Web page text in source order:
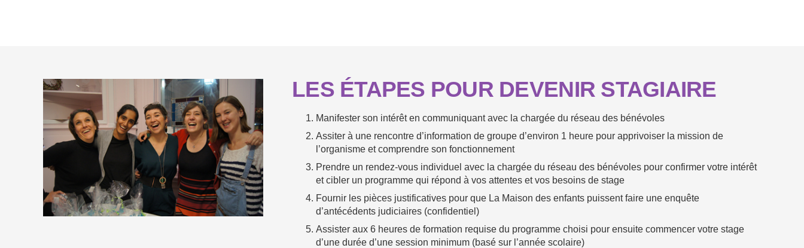
LES ÉTAPES POUR DEVENIR STAGIAIRE
Manifester son intérêt en communiquant avec la chargée du réseau des bénévoles
Assiter à une rencontre d’information de groupe d’environ 1 heure pour apprivoiser la mission de
l’organisme et comprendre son fonctionnement
Prendre un rendez-vous individuel avec la chargée du réseau des bénévoles pour confirmer votre intérêt
et cibler un programme qui répond à vos attentes et vos besoins de stage
Fournir les pièces justificatives pour que La Maison des enfants puissent faire une enquête
d’antécédents judiciaires (confidentiel)
Assister aux 6 heures de formation requise du programme choisi pour ensuite commencer votre stage
d’une durée d’une session minimum (basé sur l’année scolaire)